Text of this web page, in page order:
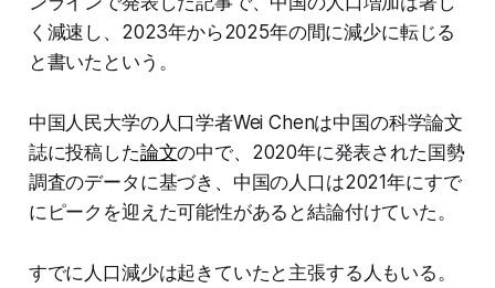
く減速し、2023年から2025年の間に減少に転じる
と書いたという。
中国人民大学の人口学者Wei Chenは中国の科学論文
誌に投稿した論文の中で、2020年に発表された国勢
調査のデータに基づき、中国の人口は2021年にすで
にピークを迎えた可能性があると結論付けていた。
すでに人口減少は起きていたと主張する人もいる。